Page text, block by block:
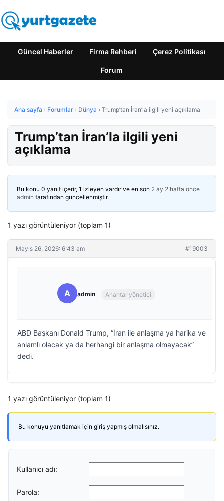
Güncel Haberler Firma Rehberi Çerez Politikası
Forum
Ana sayfa › Forumlar › Dünya › Trump’tan İran’la ilgili yeni açıklama
Trump’tan İran’la ilgili yeni
açıklama
Bu konu 0 yanıt içerir, 1 izleyen vardır ve en son 2 ay 2 hafta önce
admin tarafından güncellenmiştir.
1 yazı görüntüleniyor (toplam 1)
Mayıs 26, 2026: 6:43 am #19003
A admin Anahtar yönetici
ABD Başkanı Donald Trump, “İran ile anlaşma ya harika ve
anlamlı olacak ya da herhangi bir anlaşma olmayacak”
dedi.
1 yazı görüntüleniyor (toplam 1)
Bu konuyu yanıtlamak için giriş yapmış olmalısınız.
Kullanıcı adı:
Parola: